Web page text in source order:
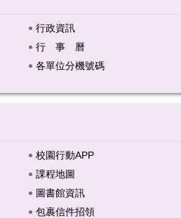
行政資訊
行 事 曆
各單位分機號碼
校園行動APP
課程地圖
圖書館資訊
包裹信件招領